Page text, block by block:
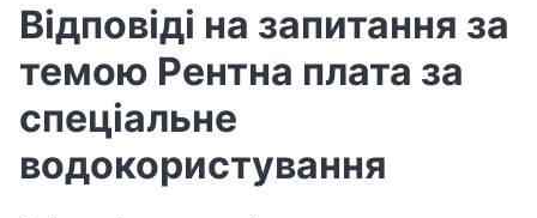
Відповіді на запитання за
темою Рентна плата за
спеціальне
водокористування